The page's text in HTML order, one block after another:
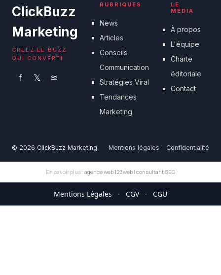
ClickBuzz
Marketing
CRÉEZ LE BUZZ
QUI CONVERTI
f 𝕏 ≋
RUBRIQUES
News
Articles
Conseils
Communication
Stratégies Viral
Tendances
Marketing
LE
MÉDIA
À propos
L'équipe
Charte
éditoriale
Contact
© 2026 ClickBuzz Marketing Mentions légales Confidentialité
En savoir plus : agence web 123web | consultant SEO
Mentions Légales · CGV · CGU